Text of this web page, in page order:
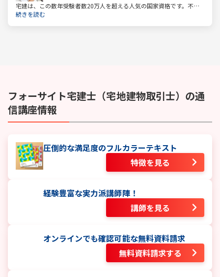
宅建は、この数年受験者数20万人を超える人気の国家資格です。不動
産業に携わる人をはじめ、他業種、学生、主婦まで、さまざまな方が
続きを読む
フォーサイト宅建士（宅地建物取引士） の通
信講座情報
圧倒的な満足度のフルカラーテキスト
特徴を見る
経験豊富な実力派講師陣！
講師を見る
オンラインでも確認可能な無料資料請求
無料資料請求する